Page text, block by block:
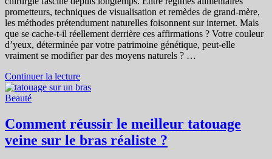
prometteurs, techniques de visualisation et remèdes de grand-mère,
les méthodes prétendument naturelles foisonnent sur internet. Mais
que se cache-t-il réellement derrière ces affirmations ? Votre couleur
d’yeux, déterminée par votre patrimoine génétique, peut-elle
vraiment se modifier par des moyens naturels ? …
Continuer la lecture
Beauté
Comment réussir le meilleur tatouage
veine sur le bras réaliste ?